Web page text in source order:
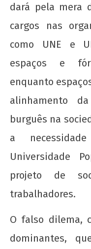
dará pela mera
cargos nas
como UNE e
espaços e
enquanto
alinhamento
burguês na
a
Universidade
projeto de
trabalhadores.
O falso dilema,
dominantes,